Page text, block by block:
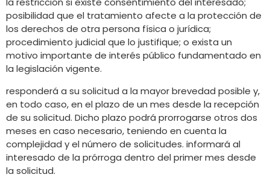
posibilidad que el tratamiento afecte a la protección de
los derechos de otra persona física o jurídica;
procedimiento judicial que lo justifique; o exista un
motivo importante de interés público fundamentado en
la legislación vigente.
responderá a su solicitud a la mayor brevedad posible y,
en todo caso, en el plazo de un mes desde la recepción
de su solicitud. Dicho plazo podrá prorrogarse otros dos
meses en caso necesario, teniendo en cuenta la
complejidad y el número de solicitudes. informará al
interesado de la prórroga dentro del primer mes desde
la solicitud.